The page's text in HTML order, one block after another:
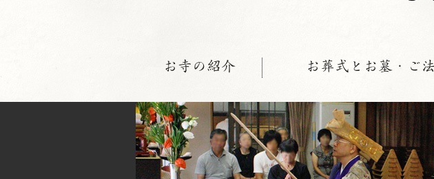
お寺の紹介 お葬式とお墓・ご